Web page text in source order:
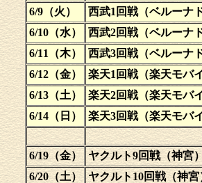
6/9（火）
西武1回戦（ベルーナ
6/10（水）
西武2回戦（ベルーナ
6/11（木）
西武3回戦（ベルーナ
6/12（金）
楽天1回戦（楽天モバ
6/13（土）
楽天2回戦（楽天モバ
6/14（日）
楽天3回戦（楽天モバ
6/19（金）
ヤクルト9回戦（神宮
6/20（土） ヤクルト10回戦（神宮